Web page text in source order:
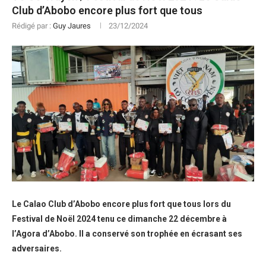
Club d’Abobo encore plus fort que tous
Rédigé par : Guy Jaures 23/12/2024
Le Calao Club d’Abobo encore plus fort que tous lors du
Festival de Noël 2024 tenu ce dimanche 22 décembre à
l’Agora d’Abobo. Il a conservé son trophée en écrasant ses
adversaires.